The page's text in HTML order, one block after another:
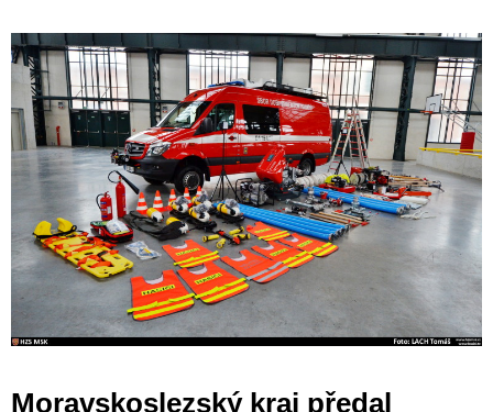
Moravskoslezský kraj předal